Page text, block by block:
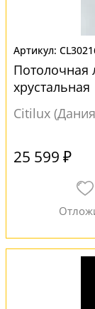
Потолочная
хрустальная
Citilux
25 599 ₽